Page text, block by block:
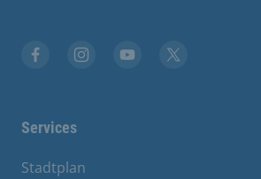
Services
Stadtplan